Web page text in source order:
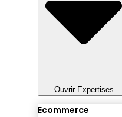
Ouvrir Expertises
Ecommerce